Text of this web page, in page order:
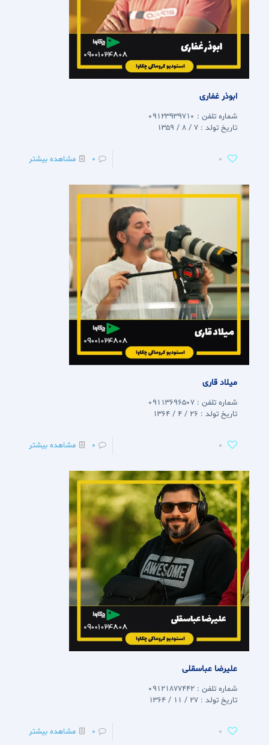
ابوذر غفاری
شماره تلفن : 09123939710
تاریخ تولد : 7 / 8 / 1359
0
0 مشاهده بیشتر
میلاد قاری
شماره تلفن : 09113696507
تاریخ تولد : 26 / 4 / 1364
0
0 مشاهده بیشتر
علیرضا عباسقلی
شماره تلفن : 09121877442
تاریخ تولد : 27 / 11 / 1364
0
0 مشاهده بیشتر